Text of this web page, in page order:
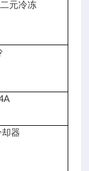
元冷冻
器